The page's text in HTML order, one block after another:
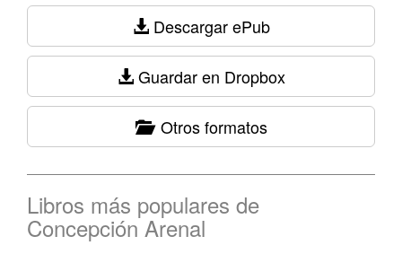
Descargar ePub
Guardar en Dropbox
Otros formatos
Libros más populares de
Concepción Arenal